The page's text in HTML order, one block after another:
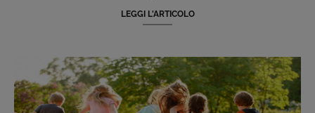
LEGGI L'ARTICOLO